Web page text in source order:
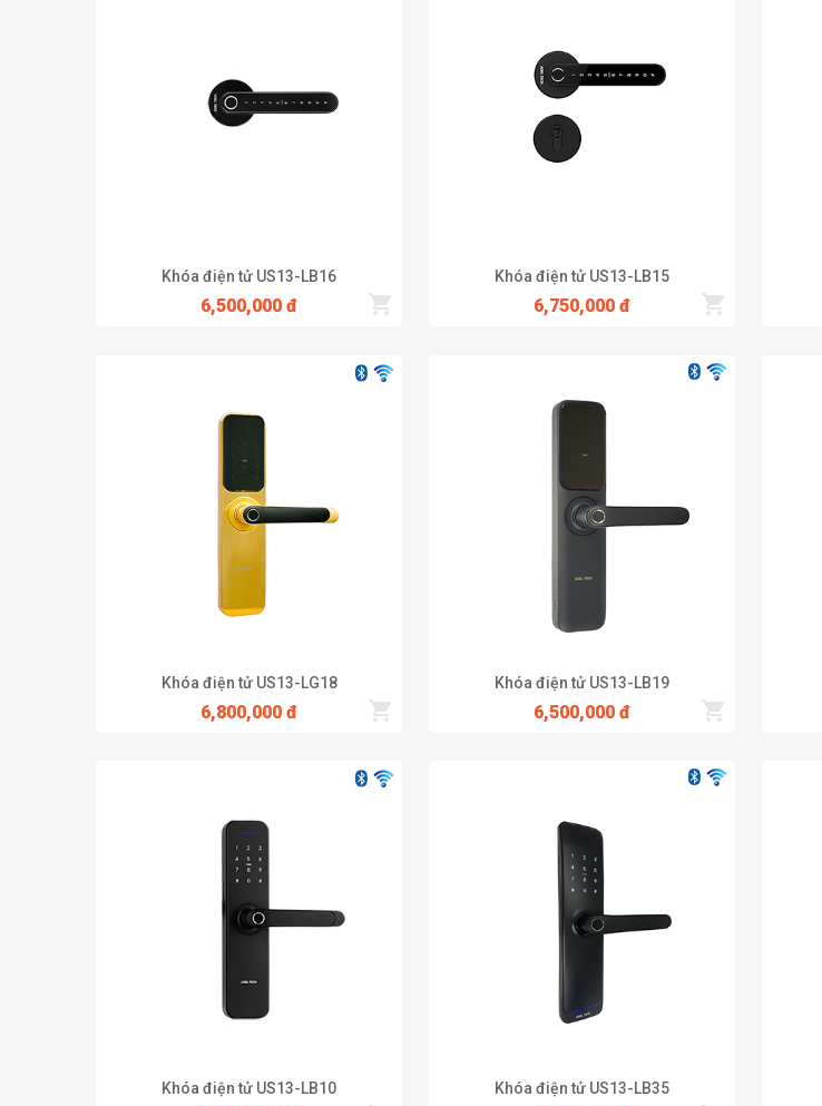
Khóa điện tử US13-LB16
6,500,000 đ
Khóa điện tử US13-LB15
6,750,000 đ
Khóa điện tử US13-LG18
6,800,000 đ
Khóa điện tử US13-LB19
6,500,000 đ
Khóa điện tử US13-LB10 Khóa điện tử US13-LB35
Nhắc đến các sản phẩm khóa vân tay cao cấp thì không thể bỏ qua Khóa điện tử US13-LB10B. Bạn
cùng dễ dàng và tiện dụng. Sản phẩm sở hữu rất nhiều tính năng vượt trội, trở thành một trong
Tính năng khóa US13-LB10B
Sử dụng APP tiện lợi, có thể quản lý khóa cửa mọi lúc - mọi nơi
Mã số tạm thời, mã số ảo
Khóa Điện Tử Vân Tay US13-LB7B